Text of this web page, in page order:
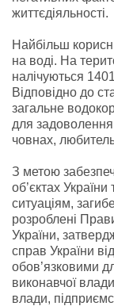
життєдіяльності.
Найбільш
на воді. На
налічуються
Відповідно до
загальне
для
човнах,
З метою
об’єктах
ситуаціям,
розроблені
України,
справ України
обов’язковими
виконавчої
влади,